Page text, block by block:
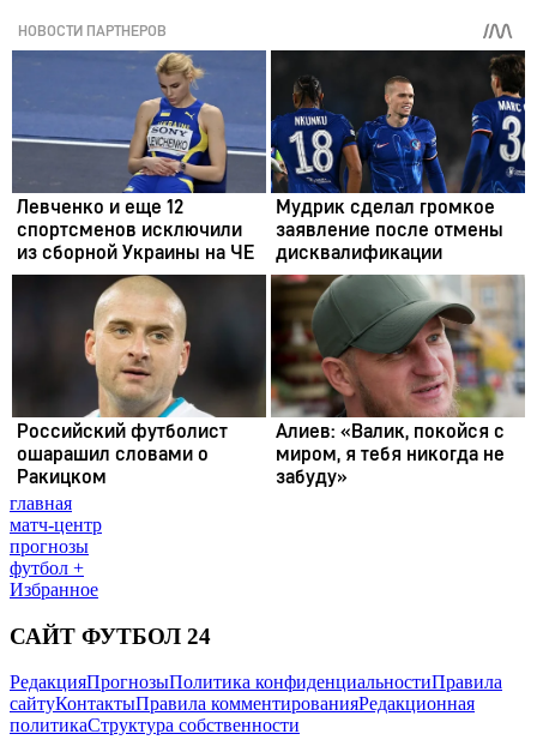
главная
матч-центр
прогнозы
футбол +
Избранное
САЙТ ФУТБОЛ 24
РедакцияПрогнозыПолитика конфиденциальностиПравила
сайтуКонтактыПравила комментированияРедакционная
политикаСтруктура собственности